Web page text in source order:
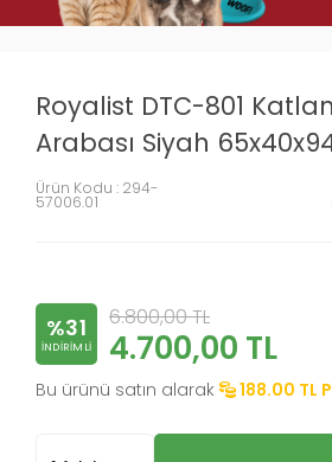
Royalist DTC-801
Arabası Siyah
Ürün Kodu : 294-
57006.01
%31
INDIRIMLI
6.800,00TL
4.700,00 TL
Bu ürünü satın alarak 188.00 TL